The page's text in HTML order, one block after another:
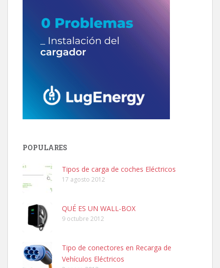
POPULARES
Tipos de carga de coches Eléctricos
17 agosto 2012
QUÉ ES UN WALL-BOX
9 octubre 2012
Tipo de conectores en Recarga de
Vehículos Eléctricos